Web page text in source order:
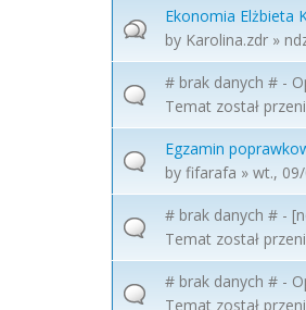
Ekonomia Elżbieta
by Karolina.zdr »
# brak danych # -
Temat został
Egzamin
by fifarafa » wt.,
# brak danych # -
Temat został
# brak danych # -
Temat został